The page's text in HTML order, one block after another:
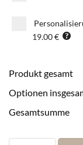
19.00 €
Produkt gesamt
Optionen
Gesamtsumme